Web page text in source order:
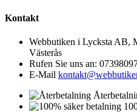
Kontakt
Webbutiken i Lycksta AB,
Västerås
Rufen Sie uns an:
E-Mail